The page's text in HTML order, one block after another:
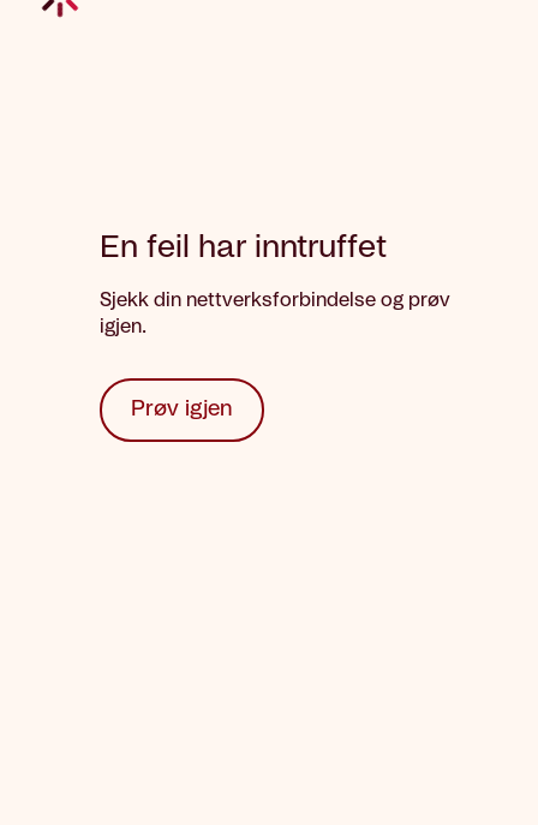
En feil har inntruffet
Sjekk din nettverksforbindelse og prøv
igjen.
Prøv igjen